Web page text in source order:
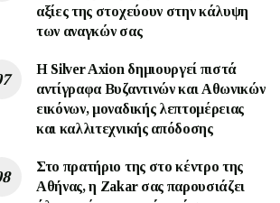
αξίες της στοχεύουν στην κάλυψη
των αναγκών σας
Η Silver Axion δημιουργεί πιστά
αντίγραφα Βυζαντινών και Αθωνικών
εικόνων, μοναδικής λεπτομέρειας
και καλλιτεχνικής απόδοσης
Στο πρατήριο της στο κέντρο της
Αθήνας, η Zakar σας παρουσιάζει